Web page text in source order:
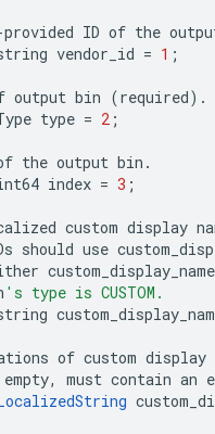
provided ID of the
vendor_id = 1 ;
output bin (required) .
type = 2 ;
the output bin .
index = 3 ;
custom display
should use
custom_display_name
's type is CUSTOM.
of custom display
empty, must contain an